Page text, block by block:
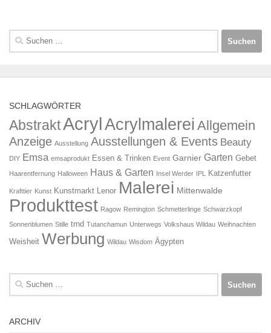
Suchen
nach:
SCHLAGWÖRTER
AbstraktAcrylAcrylmalerei Allgemein
Anzeige Ausstellung Ausstellungen & Events Beauty
DIY Emsa emsaprodukt Essen & Trinken Event Garnier Garten Gebet
Haarentfernung Halloween Haus & Garten Insel Werder IPL Katzenfutter
Krafttier Kunst Kunstmarkt Lenor Malerei Mittenwalde
Produkttest Ragow Remington Schmetterlinge Schwarzkopf
Sonnenblumen Stille trnd Tutanchamun Unterwegs Volkshaus Wildau Weihnachten
Weisheit Werbung Wildau Wisdom Ägypten
Suchen
nach:
ARCHIV